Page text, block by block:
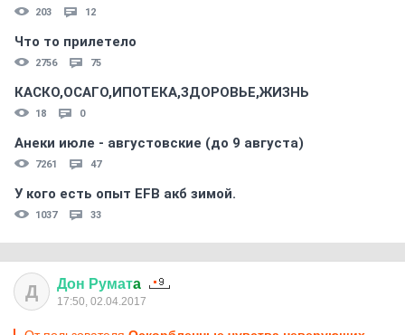
203 12
Что то прилетело
2756 75
КАСКО,ОСАГО,ИПОТЕКА,ЗДОРОВЬЕ,ЖИЗНЬ
18 0
Анеки июле - августовские (до 9 августа)
7261 47
У кого есть опыт EFB акб зимой.
1037 33
Д Дон Руматa
17:50, 02.04.2017